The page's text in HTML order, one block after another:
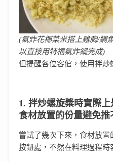
(氣炸花椰菜米搭上雞胸/鯛
以直接用特福氣炸鍋完成)
但提醒各位客倌，使用拌炒
1. 拌炒螺旋槳時實際
食材放置的份量避免推
嘗試了幾次下來，食材放
按鈕處，不然在料理過程時